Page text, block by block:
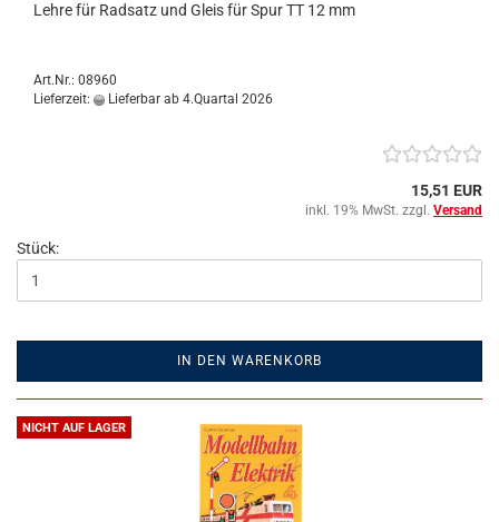
Lehre für Radsatz und Gleis für Spur TT 12 mm
Art.Nr.: 08960
Lieferzeit:
Lieferbar ab 4.Quartal 2026
15,51 EUR
inkl. 19% MwSt. zzgl. Versand
Stück:
IN DEN WARENKORB
NICHT AUF LAGER